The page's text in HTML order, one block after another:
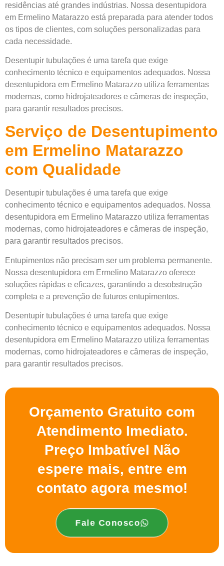
residências até grandes indústrias. Nossa desentupidora
em Ermelino Matarazzo está preparada para atender todos
os tipos de clientes, com soluções personalizadas para
cada necessidade.
Desentupir tubulações é uma tarefa que exige
conhecimento técnico e equipamentos adequados. Nossa
desentupidora em Ermelino Matarazzo utiliza ferramentas
modernas, como hidrojateadores e câmeras de inspeção,
para garantir resultados precisos.
Serviço de Desentupimento
em Ermelino Matarazzo
com Qualidade
Desentupir tubulações é uma tarefa que exige
conhecimento técnico e equipamentos adequados. Nossa
desentupidora em Ermelino Matarazzo utiliza ferramentas
modernas, como hidrojateadores e câmeras de inspeção,
para garantir resultados precisos.
Entupimentos não precisam ser um problema permanente.
Nossa desentupidora em Ermelino Matarazzo oferece
soluções rápidas e eficazes, garantindo a desobstrução
completa e a prevenção de futuros entupimentos.
Desentupir tubulações é uma tarefa que exige
conhecimento técnico e equipamentos adequados. Nossa
desentupidora em Ermelino Matarazzo utiliza ferramentas
modernas, como hidrojateadores e câmeras de inspeção,
para garantir resultados precisos.
Orçamento Gratuito com
Atendimento Imediato.
Preço Imbatível Não
espere mais, entre em
contato agora mesmo!
Fale Conosco